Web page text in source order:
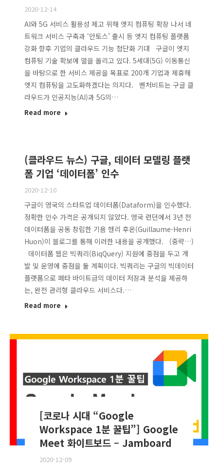
2020-12-14
AI와 5G 서비스 활용성 제고 위해 엣지 컴퓨팅 확장 나서 네
트워크 서비스 구축과 ‘안토스’ 출시 등 엣지 컴퓨팅 플랫폼
강화 향후 기업의 클라우드 기능 첨단화 기대 구글이 엣지
컴퓨팅 기술 확보에 열을 올리고 있다. 5세대(5G) 이동통신
을 바탕으로 한 서비스 제공을 목표로 200개 기업과 제휴해
엣지 컴퓨팅을 고도화하겠다는 의지다. 벤처비트는 구글 클
라우드가 인공지능(AI)과 5G의…
Read more
(클라우드 뉴스) 구글, 데이터 모델링 플랫
폼 기업 ‘데이터폼’ 인수
2020-12-10
구글이 영국의 스타트업 데이터폼(Dataform)을 인수했다.
정확한 인수 가격은 공개되지 않았다. 영국 런던에서 3년 전
데이터폼을 공동 창립한 기욤 헨리 후온(Guillaume-Henri
Huon)이 블로그를 통해 이러한 내용을 공개했다. (중략…)
데이터폼 웹은 빅쿼리(BiqQuery) 지원에 중점을 두고 개
발 및 운영에 중점을 둘 계획이다. 빅쿼리는 구글의 빅데이터
플랫폼으로 페타 바이트급의 데이터 저장과 분석을 제공하
는, 완전 관리형 클라우드 서비스다.…
Read more
[코로나 시대 “Google
Workspace 1분 꿀팁”] Google
Meet 화이트보드 – Jamboard
2020-12-09